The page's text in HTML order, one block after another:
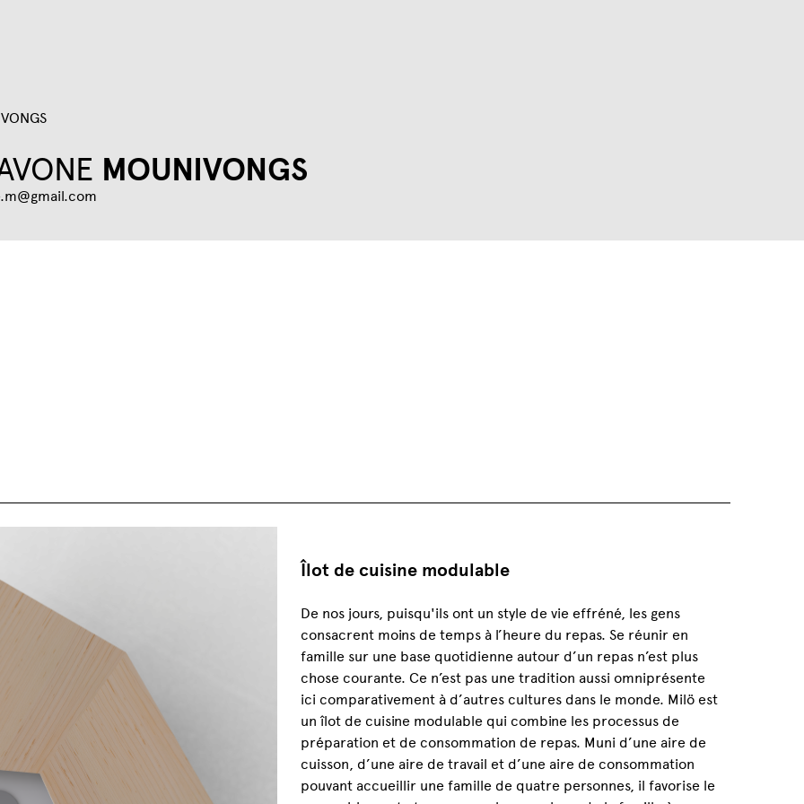
MOUNIVONGS
Îlot de cuisine modulable
De nos jours, puisqu'ils ont un style de vie effréné, les gens
consacrent moins de temps à l’heure du repas. Se réunir en
famille sur une base quotidienne autour d’un repas n’est plus
chose courante. Ce n’est pas une tradition aussi omniprésente
ici comparativement à d’autres cultures dans le monde. Milö est
un îlot de cuisine modulable qui combine les processus de
préparation et de consommation de repas. Muni d’une aire de
cuisson, d’une aire de travail et d’une aire de consommation
pouvant accueillir une famille de quatre personnes, il favorise le